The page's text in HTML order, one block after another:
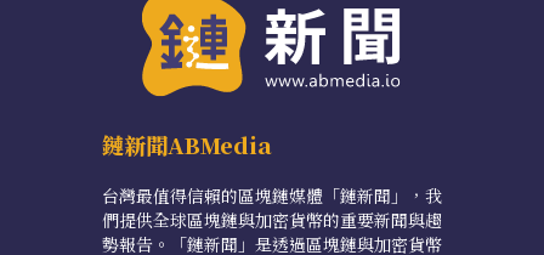
鏈新聞ABMedia
台灣最值得信賴的區塊鏈媒體「鏈新聞」，我
們提供全球區塊鏈與加密貨幣的重要新聞與趨
勢報告。「鏈新聞」是透過區塊鏈與加密貨幣